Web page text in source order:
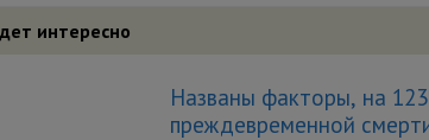
интересно
Названы факторы, на
преждевременной